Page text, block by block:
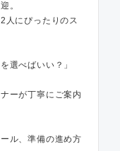
。
人にぴったりのス
選べばいい？」
ーが丁寧にご案内
ル、準備の進め方